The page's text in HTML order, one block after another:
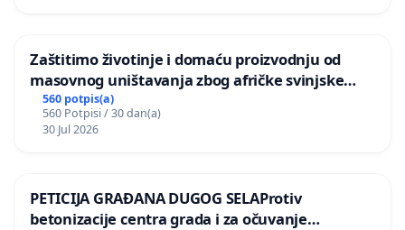
Zaštitimo životinje i domaću proizvodnju od
masovnog uništavanja zbog afričke svinjske
kuge
560 potpis(a)
560 Potpisi / 30 dan(a)
30 Jul 2026
PETICIJA GRAĐANA DUGOG SELAProtiv
betonizacije centra grada i za očuvanje